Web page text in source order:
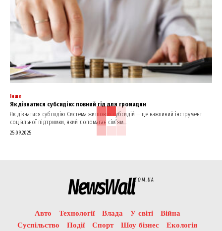
Інше
Як дізнатися субсидію: повний гід для громадян
Як дізнатися субсидію Система житлових субсидій — це важливий інструмент
соціальної підтримки, який допомагає сім’ям...
25.09.2025
NewsWallCOM.UA
Авто Технології Влада У світі
Війна
Суспільство
Події Спорт Шоу бізнес
Екологія